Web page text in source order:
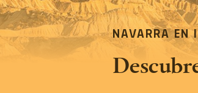
NAVARRA EN